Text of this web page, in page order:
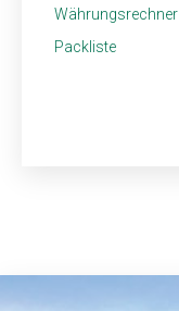
Währungsrechner
Packliste